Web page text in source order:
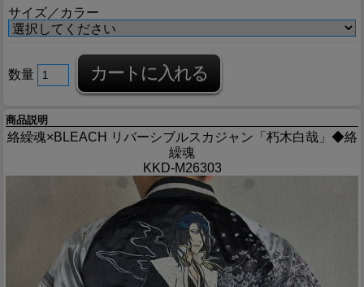
サイズ／カラー
数量
商品説明
絡繰魂×BLEACH リバーシブルスカジャン「朽木白哉」◆絡
繰魂
KKD-M26303